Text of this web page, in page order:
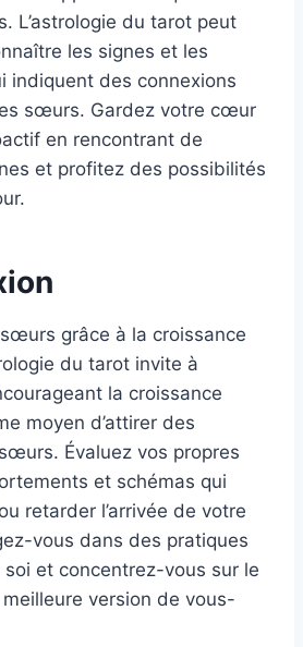
L’astrologie du tarot peut
les signes et les
indiquent des connexions
sœurs. Gardez votre cœur
en rencontrant de
et profitez des possibilités
grâce à la croissance
du tarot invite à
la croissance
moyen d’attirer des
Évaluez vos propres
et schémas qui
retarder l’arrivée de votre
vous dans des pratiques
soi et concentrez-vous sur le
version de vous-